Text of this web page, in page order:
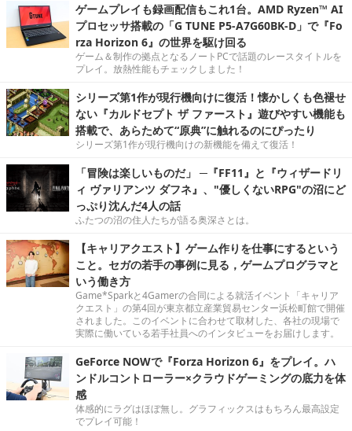
ゲームプレイも録画配信もこれ1台。AMD Ryzen™ AI
プロセッサ搭載の「G TUNE P5-A7G60BK-D」で『Fo
rza Horizon 6』の世界を駆け回る
ゲーム＆制作の拠点となるノートPCで話題のレースタイトルを
プレイ。放熱性能もチェックしました！
シリーズ第1作が現行機向けに復活！懐かしくも色褪せ
ない『カルドセプト ザ ファースト』遊びやすい機能も
搭載で、あらためて“原典”に触れるのにぴったり
シリーズ第1作が現行機向けの新機能を備えて復活！
「冒険は楽しいものだ」 ─『FF11』と『ウィザードリ
ィ ヴァリアンツ ダフネ』、"優しくないRPG"の沼にど
っぷり沈んだ4人の話
ふたつの沼の住人たちが語る奥深さとは。
【キャリアクエスト】ゲーム作りを仕事にするという
こと。セガの若手の事例に見る，ゲームプログラマと
いう働き方
Game*Sparkと4Gamerの合同による就活イベント「キャリア
クエスト」の第4回が東京都立産業貿易センター浜松町館で開催
されました。このイベントに合わせて取材した、各社の現場で
実際に働いている若手社員へのインタビューをお届けします。
GeForce NOWで『Forza Horizon 6』をプレイ。ハ
ンドルコントローラー×クラウドゲーミングの底力を体
感
体感的にラグはほぼ無し。グラフィックスはもちろん最高設定
でプレイ可能！